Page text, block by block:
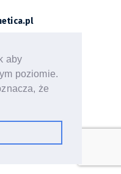
aby
poziomie.
że